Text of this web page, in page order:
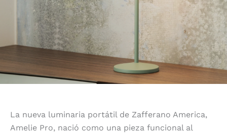
La nueva luminaria portátil de Zafferano America,
Amelie Pro, nació como una pieza funcional al